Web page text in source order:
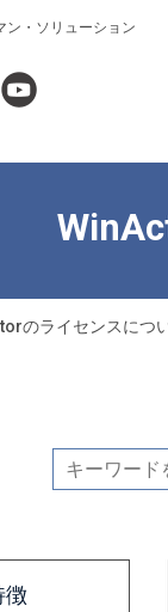
ン・ソリューション
のライセンスにつ
徴